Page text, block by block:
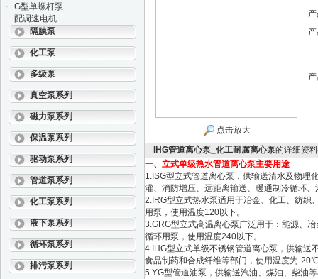
·
G型单螺杆泵
配调速电机
隔膜泵
化工泵
多级泵
真空泵系列
磁力泵系列
保温泵系列
驱动泵系列
管道泵系列
化工泵系列
液下泵系列
循环泵系列
排污泵系列
点击放大
IHG管道离心泵_化工耐腐离心泵的详细资
一、立式单级热水管道离心泵主要用途
1.ISG型立式管道离心泵，供输送清水及物理
灌、消防增压、远距离输送、暖通制冷循环
2.IRG型立式热水泵适用于冶金、化工、纺织
用泵，使用温度120以下。
3.GRG型立式高温离心泵广泛用于：能源、
循环用泵，使用温度240以下。
4.IHG型立式单级不锈钢管道离心泵，供输送
食品制药和合成纤维等部门，使用温度为-
5.YG型管道油泵，供输送汽油、煤油、柴油